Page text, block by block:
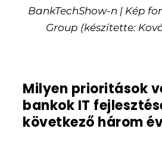
BankTechShow-n | Kép
Group (készítette:
Milyen prioritások
bankok IT
következő három